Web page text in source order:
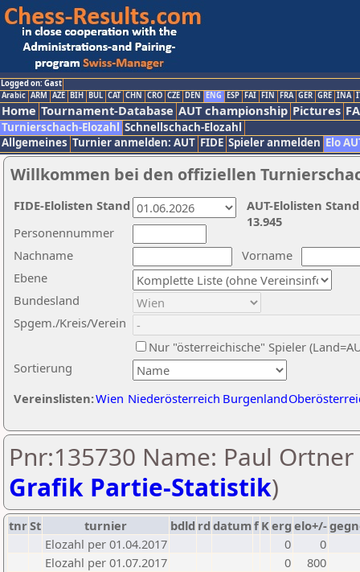
Logged on: Gast
Arabic ARM AZE BIH BUL CAT CHN CRO CZE DEN ENG ESP FAI FIN FRA GER GRE INA
Home Tournament-Database AUT championship Pictures
Turnierschach-Elozahl Schnellschach-Elozahl
Allgemeines Turnier anmelden: AUT FIDE Spieler anmelden Elo
Willkommen bei den offiziellen
Nachname
Vorname
Ebene
Sortierung
Personennummer
Bundesland
Spgem./Kreis/Verein
Nur "österreichische" Spieler
Vereinslisten:Wien Niederösterreich Burgenland
AUT-Elolisten
13.945
FIDE-Elolisten Stand
Pnr:135730 Name: Paul Ortner
Grafik Partie-Statistik)
tnrSt turnier bdld rd datumf Kerg elo+/-
Elozahl per 01.04.2017
0
0
Elozahl per 01.07.2017
0
800